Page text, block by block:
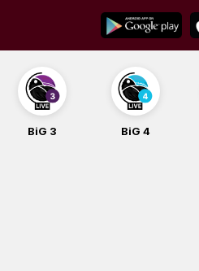
content
BiG 3 BiG 4